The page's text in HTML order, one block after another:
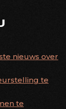
nieuws over
te
te